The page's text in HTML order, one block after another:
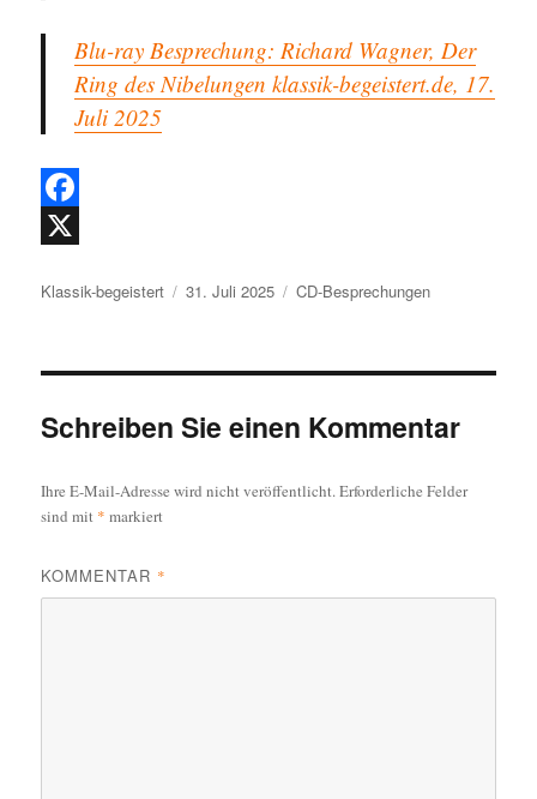
Blu-ray Besprechung: Richard Wagner, Der
Ring des Nibelungen klassik-begeistert.de, 17.
Juli 2025
F
c
b
o
k
Autor
Klassik-begeistert
Veröffentlicht
31. Juli 2025 Kategorien
CD-Besprechungen
Schreiben Sie einen Kommentar
Ihre E-Mail-Adresse wird nicht veröffentlicht.Erforderliche Felder
sind mit * markiert
KOMMENTAR *